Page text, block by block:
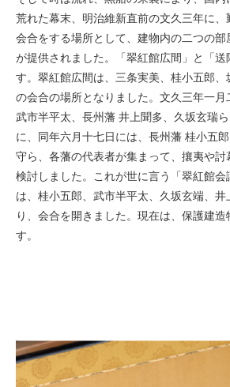
荒れた幕末、明治維新直前の文久三年に
会合をする場所として、建物内の二つの部
が提供されました。「翠紅館広間」と「
す。翠紅館広間は、三条実美、桂小五郎、
の会合の場所となりました。文久三年一
武市半平太、長州藩 井上聞多、久坂玄瑞
に、同年六月十七日には、長州藩 桂小五
守ら、各藩の代表者が集まって、攘夷や討
検討しました。これが世に⾔う「翠紅館会
は、桂小五郎、武市半平太、久坂玄端、井
り、会合を開きました。現在は、保護建造
す。